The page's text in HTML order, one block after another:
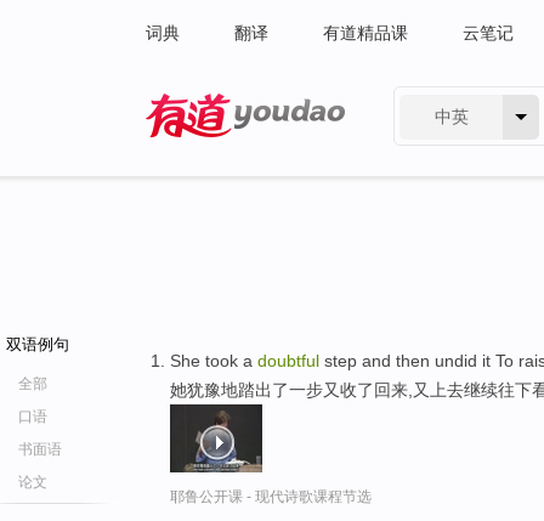
词典 翻译 有道精品课 云笔记
中英
双语例句
全部
口语
书面语
论文
She took a doubtful step and then undid it To
她犹豫地踏出了一步又收了回来,又上去继续往下
耶鲁公开课 - 现代诗歌课程节选